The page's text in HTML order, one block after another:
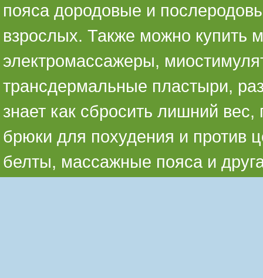
пояса дородовые и
взрослых. Также можно купить
электромассажеры,
трансдермальные пластыри,
знает как сбросить лишний
брюки для похудения и против
белты, массажные пояса и